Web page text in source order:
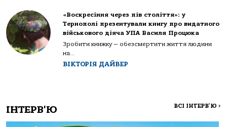
«Воскресіння через пів століття»: у
Тернополі презентували книгу про видатного
військового діяча УПА Василя Процюка
Зробити книжку — обезсмертити життя людини
на...
ВІКТОРІЯ ДАЙВЕР
ІНТЕРВ'Ю ВСІ ІНТЕРВ'Ю >